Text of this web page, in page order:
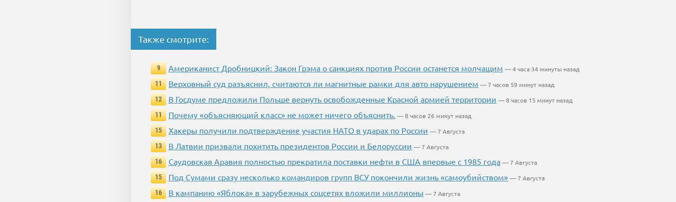
Также смотрите:
9 Американист Дробницкий: Закон Грэма о санкциях против России останется молчащим — 4 часа 34 минуты назад
11
Верховный суд разъяснил, считаются ли магнитные рамки для авто нарушением — 7 часов 59 минут назад
12
В Госдуме предложили Польше вернуть освобожденные Красной армией территории — 8 часов 15 минут назад
11
Почему «объясняющий класс» не может ничего объяснить. — 8 часов 26 минут назад
15
Хакеры получили подтверждение участия НАТО в ударах по России — 7 Августа
13
В Латвии призвали похитить президентов России и Белоруссии — 7 Августа
16
Саудовская Аравия полностью прекратила поставки нефти в США впервые с 1985 года — 7 Августа
15
Под Сумами сразу несколько командиров групп ВСУ покончили жизнь «самоубийством» — 7 Августа
16
В кампанию «Яблока» в зарубежных соцсетях вложили миллионы — 7 Августа